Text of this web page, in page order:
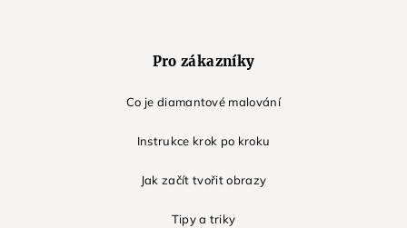
Pro zákazníky
Co je diamantové malování
Instrukce krok po kroku
Jak začít tvořit obrazy
Tipy a triky